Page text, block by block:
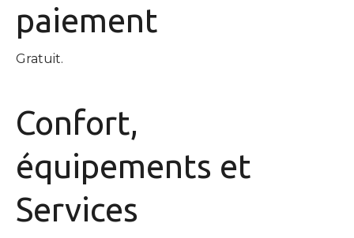
paiement
Gratuit.
Confort,
équipements et
Services